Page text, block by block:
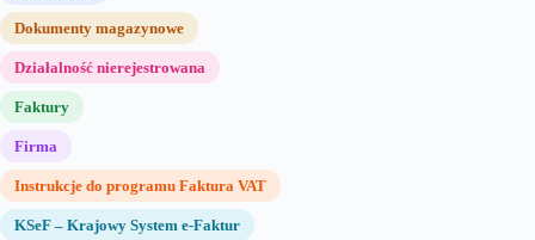
Dokumenty magazynowe
Działalność nierejestrowana
Faktury
Firma
Instrukcje do programu Faktura VAT
KSeF – Krajowy System e-Faktur